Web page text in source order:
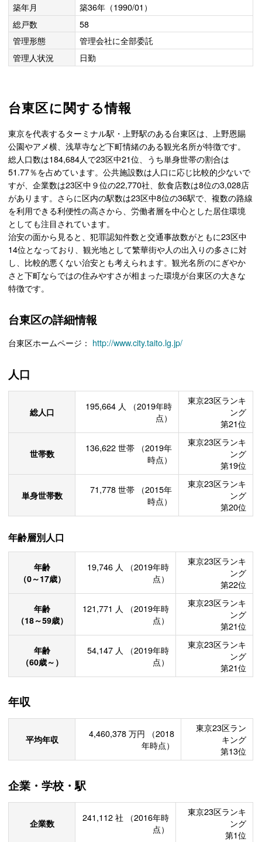
築年月
築36年（1990/01）
総戸数
58
管理形態
管理会社に全部委託
管理人状況
日勤
台東区に関する情報
東京を代表するターミナル駅・上野駅のある台東区は、上野恩賜
公園やアメ横、浅草寺など下町情緒のある観光名所が特徴です。
総人口数は184,684人で23区中21位、うち単身世帯の割合は
51.77％を占めています。公共施設数は人口に応じ比較的少ないで
すが、企業数は23区中９位の22,770社、飲食店数は8位の3,028店
があります。さらに区内の駅数は23区中8位の36駅で、複数の路線
を利用できる利便性の高さから、労働者層を中心とした居住環境
としても注目されています。
治安の面から見ると、犯罪認知件数と交通事故数がともに23区中
14位となっており、観光地として繁華街や人の出入りの多さに対
し、比較的悪くない治安とも考えられます。観光名所のにぎやか
さと下町ならではの住みやすさが相まった環境が台東区の大きな
特徴です。
台東区の詳細情報
台東区ホームページ： http://www.city.taito.lg.jp/
人口
総人口 195,664 人
（2019年時
点）
東京23区ランキ
ング
第21位
世帯数 136,622 世帯
（2019年
時点）
東京23区ランキ
ング
第19位
単身世帯数 71,778 世帯
（2015年
時点）
東京23区ランキ
ング
第20位
年齢層別人口
年齢
（0～17歳）
19,746 人
（2019年時
点）
東京23区ランキ
ング
第22位
年齢
（18～59歳）
121,771 人
（2019年時
点）
東京23区ランキ
ング
第21位
年齢
（60歳～）
54,147 人
（2019年時
点）
東京23区ランキ
ング
第21位
年収
平均年収 4,460,378 万円
（2018
年時点）
東京23区ラン
キング
第13位
企業・学校・駅
企業数 241,112 社
（2016年時
点）
東京23区ランキ
ング
第1位